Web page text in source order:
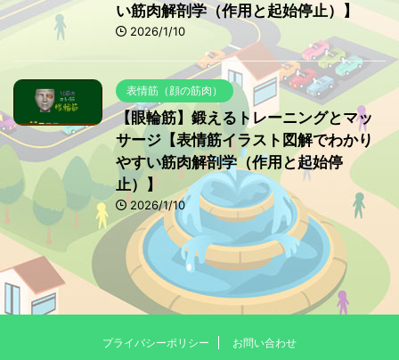
い筋肉解剖学（作用と起始停止）】
2026/1/10
表情筋（顔の筋肉）
【眼輪筋】鍛えるトレーニングとマッ
サージ【表情筋イラスト図解でわかり
やすい筋肉解剖学（作用と起始停
止）】
2026/1/10
プライバシーポリシー お問い合わせ